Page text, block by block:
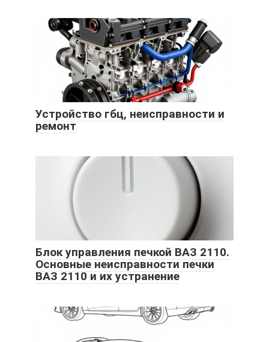
Устройство гбц, неисправности и
ремонт
Блок управления печкой ВАЗ 2110.
Основные неисправности печки
ВАЗ 2110 и их устранение